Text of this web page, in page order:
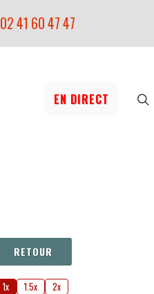
02 41 60 47 47
EN DIRECT
RETOUR
1x 1.5x 2x